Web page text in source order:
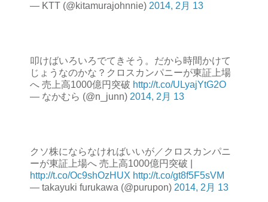
— KTT (@kitamurajohnnie) 2014, 2月 13
叩けばいろいろでてきそう。だから時間かけて
じょうなのかな？クロスカンパニーが東証上場
へ 売上高1000億円突破 http://t.co/ULyajYtG2O
— なかむら (@n_junn) 2014, 2月 13
クソ株にならなければいいが／クロスカンパニ
ーが東証上場へ 売上高1000億円突破 |
http://t.co/Oc9shOzHUX http://t.co/gt8f5F5sVM
— takayuki furukawa (@purupon) 2014, 2月 13